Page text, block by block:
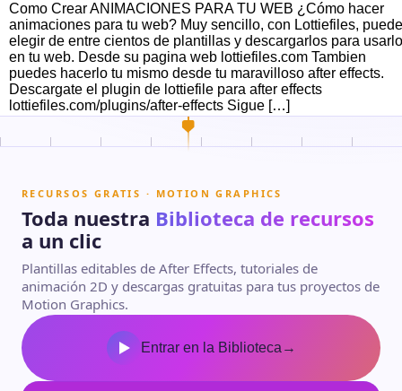
Como Crear ANIMACIONES PARA TU WEB ¿Cómo hacer
animaciones para tu web? Muy sencillo, con Lottiefiles,
elegir de entre cientos de plantillas y descargarlos para
en tu web. Desde su pagina web lottiefiles.com Tambien
puedes hacerlo tu mismo desde tu maravilloso after effects.
Descargate el plugin de lottiefile para after effects
lottiefiles.com/plugins/after-effects Sigue […]
RECURSOS GRATIS · MOTION GRAPHICS
Toda nuestra Biblioteca de recursos
a un clic
Plantillas editables de After Effects, tutoriales de
animación 2D y descargas gratuitas para tus proyectos de
Motion Graphics.
Entrar en la Biblioteca →